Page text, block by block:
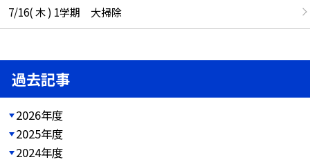
7/16( 木 ) 1学期 大掃除
過去記事
2026年度
2025年度
2024年度